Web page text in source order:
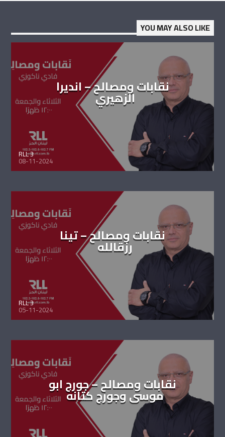
YOU MAY ALSO LIKE
نقابات ومصالح – انديرا
الزهيري
RLL 3
08-11-2024
نقابات ومصالح – تينا
رزقالله
RLL 3
05-11-2024
نقابات ومصالح – جورج ابو
موسى وجورج كتانه